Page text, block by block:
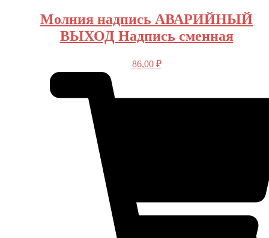
Молния надпись АВАРИЙНЫЙ
ВЫХОД Надпись сменная
86,00 ₽